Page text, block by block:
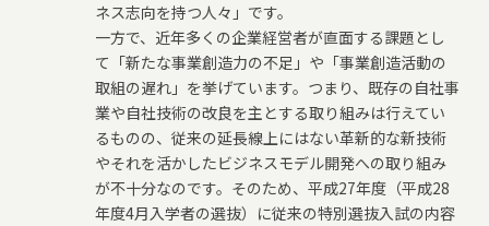
ネス志向を持つ人々」です。
一方で、近年多くの企業経営者が直面する課題とし
て「新たな事業創造力の不足」や「事業創造活動の
取組の遅れ」を挙げています。つまり、既存の自社事
業や自社技術の改良を主とする取り組みは行えてい
るものの、従来の延長線上にはない革新的な新技術
やそれを活かしたビジネスモデル開発への取り組み
が不十分なのです。そのため、平成27年度（平成28
年度4月入学者の選抜）に従来の特別選抜入試の内容